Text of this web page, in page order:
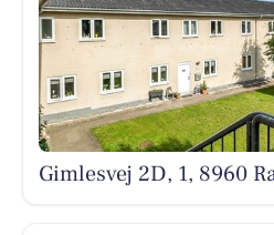
Gimlesvej 2D, 1, 8960